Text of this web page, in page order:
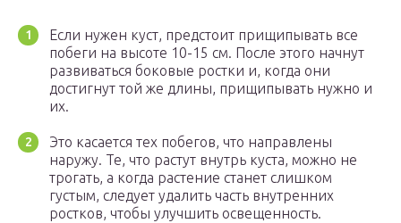
Если нужен куст, предстоит прищипывать все
побеги на высоте 10-15 см. После этого начнут
развиваться боковые ростки и, когда они
достигнут той же длины, прищипывать нужно и
их.
Это касается тех побегов, что направлены
наружу. Те, что растут внутрь куста, можно не
трогать, а когда растение станет слишком
густым, следует удалить часть внутренних
ростков, чтобы улучшить освещенность.